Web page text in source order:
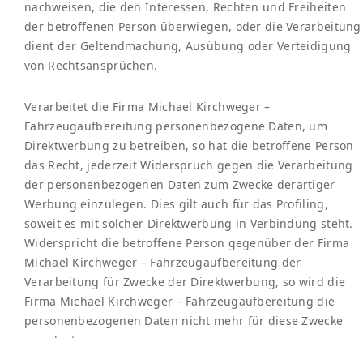
nachweisen, die den Interessen, Rechten und Freiheiten
der betroffenen Person überwiegen, oder die Verarbeitung
dient der Geltendmachung, Ausübung oder Verteidigung
von Rechtsansprüchen.
Verarbeitet die Firma Michael Kirchweger –
Fahrzeugaufbereitung personenbezogene Daten, um
Direktwerbung zu betreiben, so hat die betroffene Person
das Recht, jederzeit Widerspruch gegen die Verarbeitung
der personenbezogenen Daten zum Zwecke derartiger
Werbung einzulegen. Dies gilt auch für das Profiling,
soweit es mit solcher Direktwerbung in Verbindung steht.
Widerspricht die betroffene Person gegenüber der Firma
Michael Kirchweger – Fahrzeugaufbereitung der
Verarbeitung für Zwecke der Direktwerbung, so wird die
Firma Michael Kirchweger – Fahrzeugaufbereitung die
personenbezogenen Daten nicht mehr für diese Zwecke